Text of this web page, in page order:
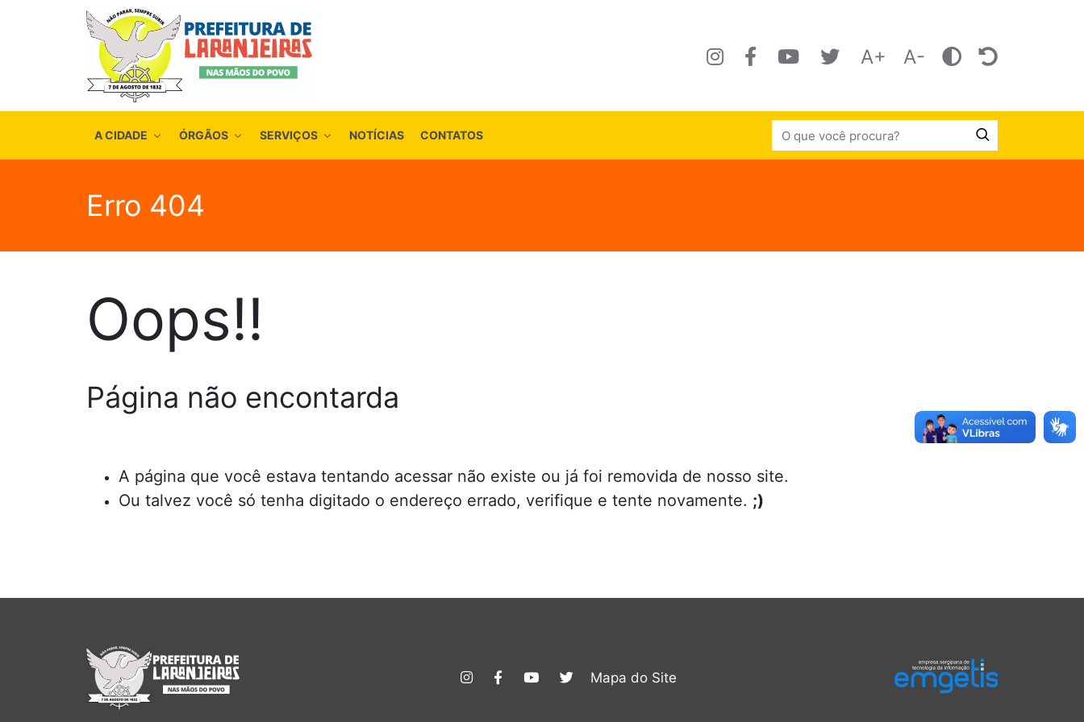
A CIDADE ÓRGÃOS SERVIÇOS NOTÍCIAS CONTATOS
A+ A-
Erro 404
Oops!!
Página não encontarda
A página que você estava tentando acessar não existe ou já foi removida de nosso site.
Ou talvez você só tenha digitado o endereço errado, verifique e tente novamente. ;)
Mapa do Site